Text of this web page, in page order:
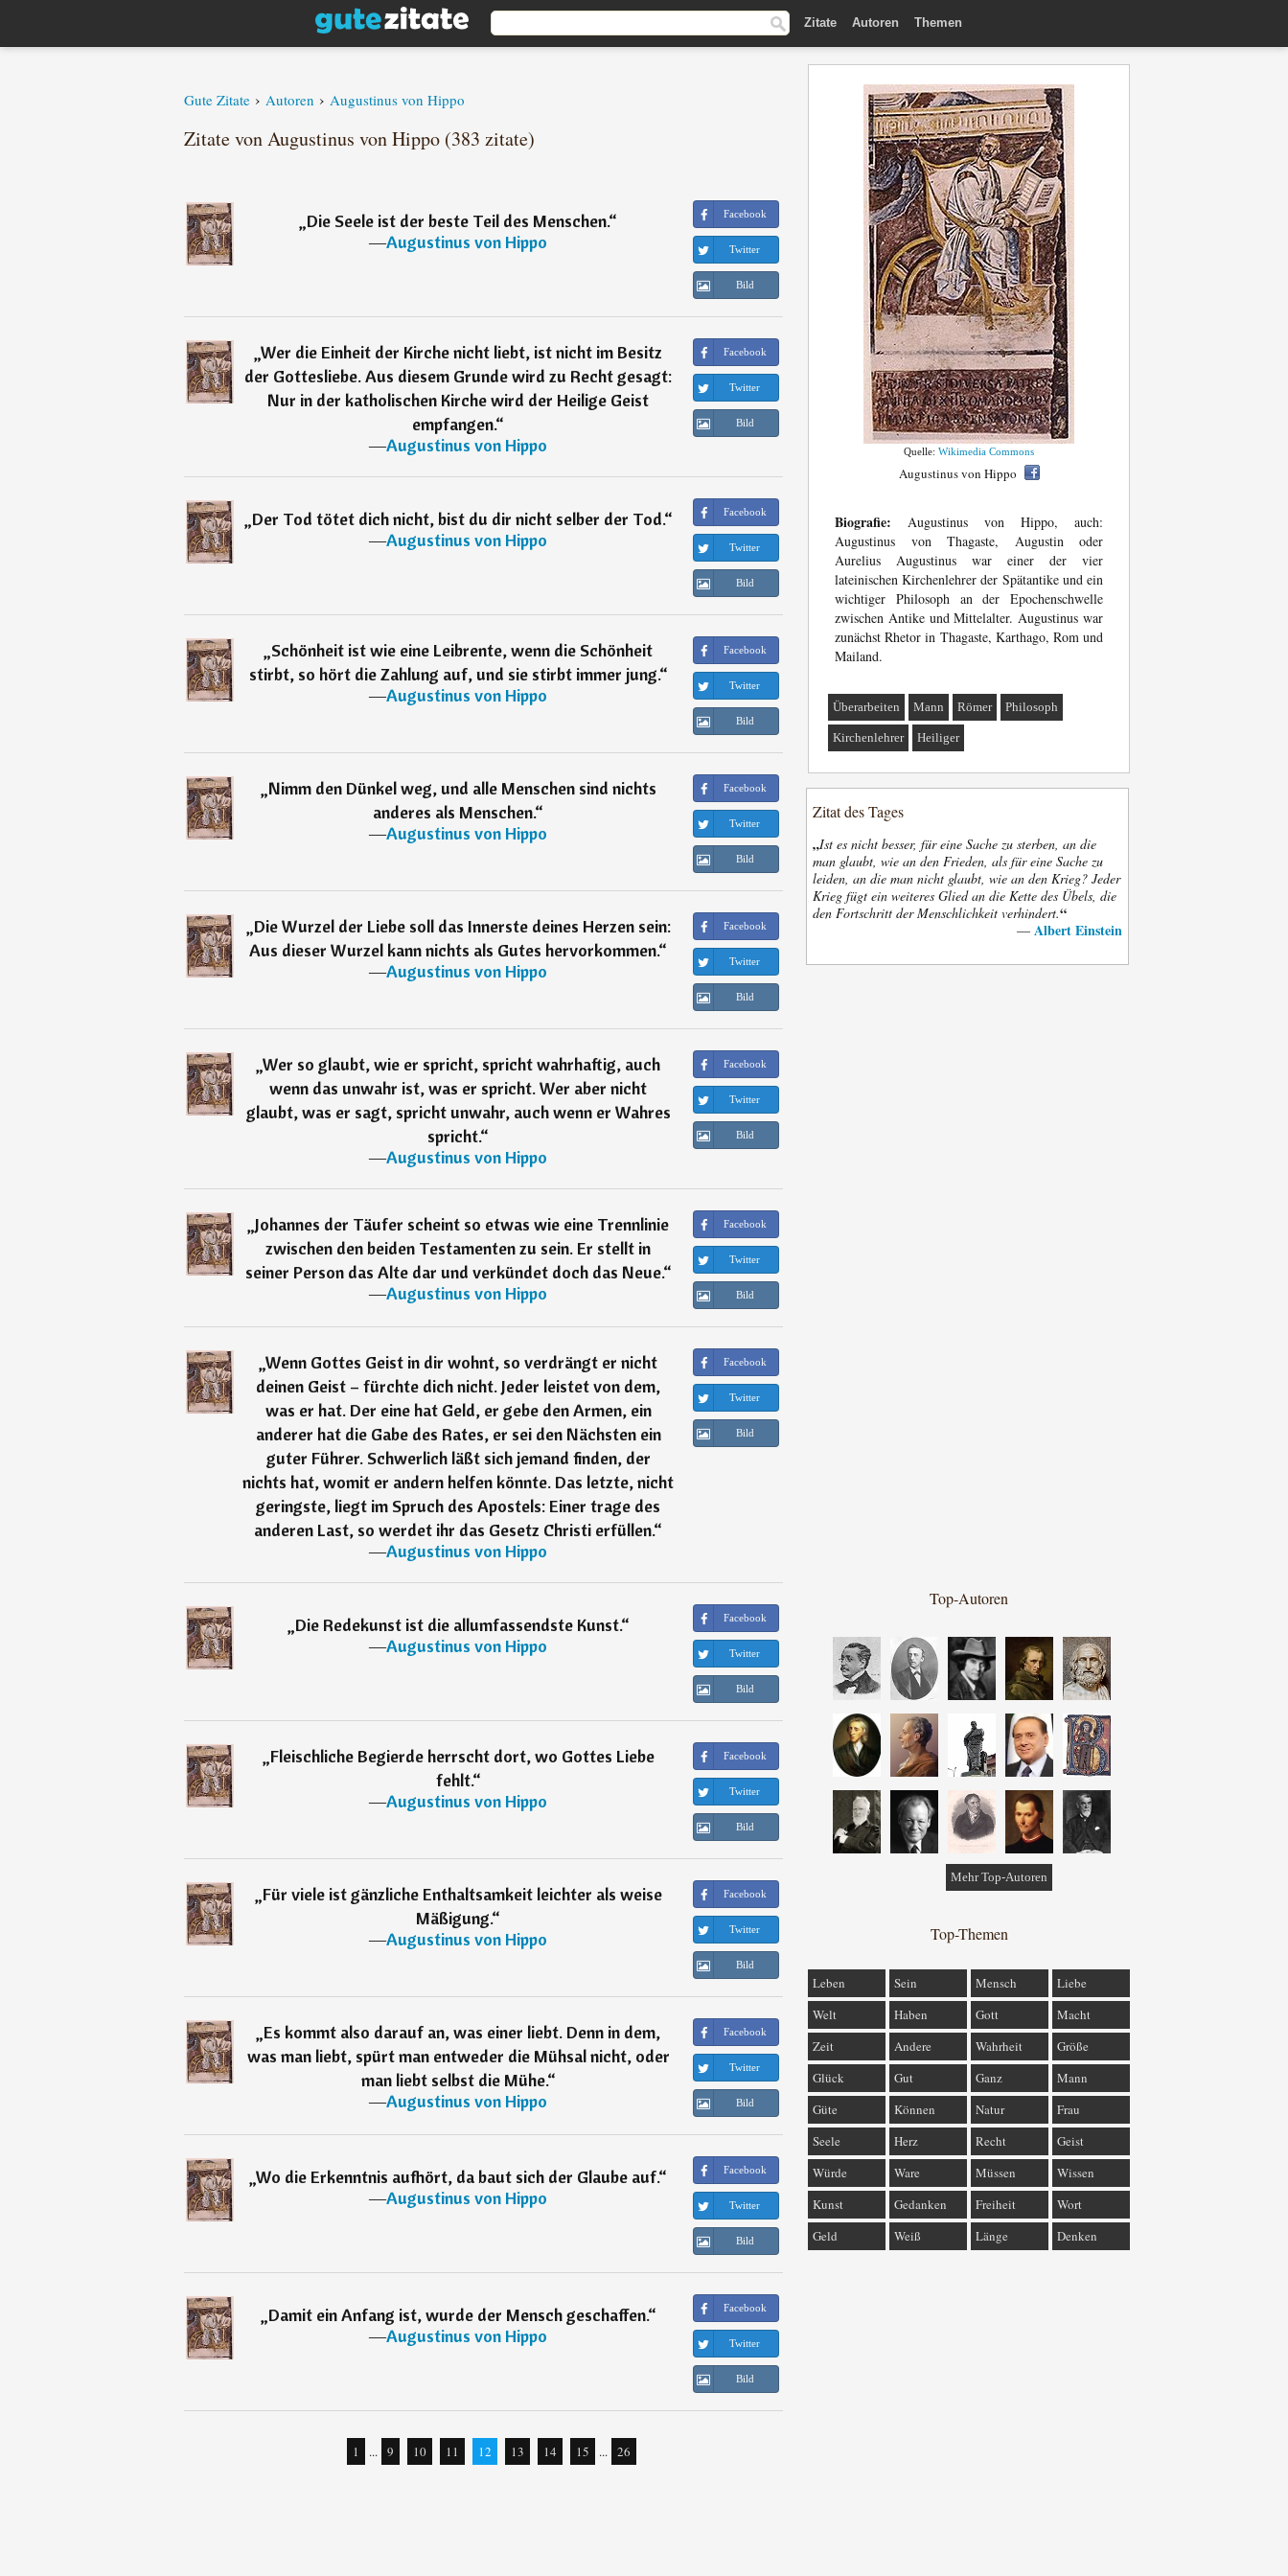
Zitate Autoren Themen
Gute Zitate › Autoren › Augustinus von Hippo
Zitate von Augustinus von Hippo (383 zitate)
„Die Seele ist der beste Teil des Menschen.“
―Augustinus von Hippo
Facebook
Twitter
Bild
„Wer die Einheit der Kirche nicht liebt, ist nicht im Besitz
der Gottesliebe. Aus diesem Grunde wird zu Recht gesagt:
Nur in der katholischen Kirche wird der Heilige Geist
empfangen.“
―Augustinus von Hippo
Facebook
Twitter
Bild
„Der Tod tötet dich nicht, bist du dir nicht selber der Tod.“
―Augustinus von Hippo
Facebook
Twitter
Bild
„Schönheit ist wie eine Leibrente, wenn die Schönheit
stirbt, so hört die Zahlung auf, und sie stirbt immer jung.“
―Augustinus von Hippo
Facebook
Twitter
Bild
„Nimm den Dünkel weg, und alle Menschen sind nichts
anderes als Menschen.“
―Augustinus von Hippo
Facebook
Twitter
Bild
„Die Wurzel der Liebe soll das Innerste deines Herzen sein:
Aus dieser Wurzel kann nichts als Gutes hervorkommen.“
―Augustinus von Hippo
Facebook
Twitter
Bild
„Wer so glaubt, wie er spricht, spricht wahrhaftig, auch
wenn das unwahr ist, was er spricht. Wer aber nicht
glaubt, was er sagt, spricht unwahr, auch wenn er Wahres
spricht.“
―Augustinus von Hippo
Facebook
Twitter
Bild
„Johannes der Täufer scheint so etwas wie eine Trennlinie
zwischen den beiden Testamenten zu sein. Er stellt in
seiner Person das Alte dar und verkündet doch das Neue.“
―Augustinus von Hippo
Facebook
Twitter
Bild
„Wenn Gottes Geist in dir wohnt, so verdrängt er nicht
deinen Geist – fürchte dich nicht. Jeder leistet von dem,
was er hat. Der eine hat Geld, er gebe den Armen, ein
anderer hat die Gabe des Rates, er sei den Nächsten ein
guter Führer. Schwerlich läßt sich jemand finden, der
nichts hat, womit er andern helfen könnte. Das letzte, nicht
geringste, liegt im Spruch des Apostels: Einer trage des
anderen Last, so werdet ihr das Gesetz Christi erfüllen.“
―Augustinus von Hippo
Facebook
Twitter
Bild
„Die Redekunst ist die allumfassendste Kunst.“
―Augustinus von Hippo
Facebook
Twitter
Bild
„Fleischliche Begierde herrscht dort, wo Gottes Liebe
fehlt.“
―Augustinus von Hippo
Facebook
Twitter
Bild
„Für viele ist gänzliche Enthaltsamkeit leichter als weise
Mäßigung.“
―Augustinus von Hippo
Facebook
Twitter
Bild
„Es kommt also darauf an, was einer liebt. Denn in dem,
was man liebt, spürt man entweder die Mühsal nicht, oder
man liebt selbst die Mühe.“
―Augustinus von Hippo
Facebook
Twitter
Bild
„Wo die Erkenntnis aufhört, da baut sich der Glaube auf.“
―Augustinus von Hippo
Facebook
Twitter
Bild
„Damit ein Anfang ist, wurde der Mensch geschaffen.“
―Augustinus von Hippo
Facebook
Twitter
Bild
1 ... 9 10 11 12 13 14 15 ... 26
Quelle: Wikimedia Commons
Augustinus von Hippo
Biografie: Augustinus von Hippo, auch:
Augustinus von Thagaste, Augustin oder
Aurelius Augustinus war einer der vier
lateinischen Kirchenlehrer der Spätantike und ein
wichtiger Philosoph an der Epochenschwelle
zwischen Antike und Mittelalter. Augustinus war
zunächst Rhetor in Thagaste, Karthago, Rom und
Mailand.
Überarbeiten Mann Römer Philosoph
Kirchenlehrer Heiliger
Zitat des Tages
„Ist es nicht besser, für eine Sache zu sterben, an die
man glaubt, wie an den Frieden, als für eine Sache zu
leiden, an die man nicht glaubt, wie an den Krieg? Jeder
Krieg fügt ein weiteres Glied an die Kette des Übels, die
den Fortschritt der Menschlichkeit verhindert.“
— Albert Einstein
Top-Autoren
Mehr Top-Autoren
Top-Themen
Leben Sein Mensch
Liebe
Welt
Haben Gott
Macht
Zeit
Andere Wahrheit
Größe
Glück
Gut Ganz
Mann
Güte
Können Natur
Frau
Seele
Herz Recht
Geist
Würde
Ware Müssen
Wissen
Kunst
Gedanken Freiheit
Wort
Geld
Weiß Länge Denken